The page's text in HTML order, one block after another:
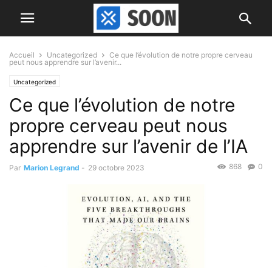
Accueil Uncategorized
Ce que l’évolution de notre propre cerveau
peut nous apprendre sur l’avenir...
Uncategorized
Ce que l’évolution de notre
propre cerveau peut nous
apprendre sur l’avenir de l’IA
Par Marion Legrand - 29 octobre 2023 0
868